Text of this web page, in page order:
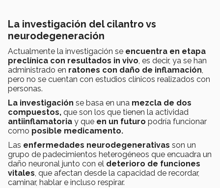
La investigación del cilantro vs
neurodegeneración
Actualmente la investigación se encuentra en etapa
preclínica con resultados in vivo, es decir, ya se han
administrado en ratones con daño de inflamación,
pero no se cuentan con estudios clínicos realizados con
personas.
La investigación se basa en una mezcla de dos
compuestos, que son los que tienen la actividad
antiinflamatoria y que en un futuro podría funcionar
como posible medicamento.
Las enfermedades neurodegenerativas son un
grupo de padecimientos heterogéneos que encuadra un
daño neuronal junto con el deterioro de funciones
vitales, que afectan desde la capacidad de recordar,
caminar, hablar e incluso respirar.